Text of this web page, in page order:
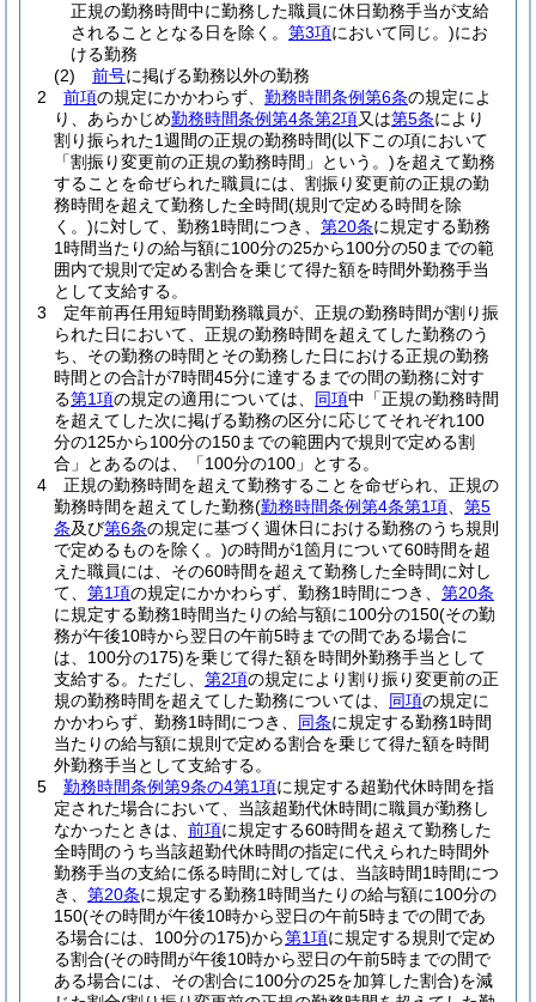
正規の勤務時間中に勤務した職員に休日勤務手当が支給
されることとなる日を除く。 第3項において同じ。)にお
ける勤務
(2)
前号に掲げる勤務以外の勤務
2
前項の規定にかかわらず、 勤務時間条例第6条の規定によ
り、あらかじめ勤務時間条例第4条第2項又は第5条により
割り振られた1週間の正規の勤務時間(以下この項において
「割振り変更前の正規の勤務時間」という。)を超えて勤務
することを命ぜられた職員には、割振り変更前の正規の勤
務時間を超えて勤務した全時間(規則で定める時間を除
く。)に対して、勤務1時間につき、 第20条に規定する勤務
1時間当たりの給与額に100分の25から100分の50までの範
囲内で規則で定める割合を乗じて得た額を時間外勤務手当
として支給する。
3
定年前再任用短時間勤務職員が、正規の勤務時間が割り振
られた日において、正規の勤務時間を超えてした勤務のう
ち、その勤務の時間とその勤務した日における正規の勤務
時間との合計が7時間45分に達するまでの間の勤務に対す
る第1項の規定の適用については、 同項中「正規の勤務時間
を超えてした次に掲げる勤務の区分に応じてそれぞれ100
分の125から100分の150までの範囲内で規則で定める割
合」とあるのは、「100分の100」とする。
4
正規の勤務時間を超えて勤務することを命ぜられ、正規の
勤務時間を超えてした勤務(勤務時間条例第4条第1項
第5
条及び第6条の規定に基づく週休日における勤務のうち規則
で定めるものを除く。)の時間が1箇月について60時間を超
えた職員には、その60時間を超えて勤務した全時間に対し
て、 第1項の規定にかかわらず、勤務1時間につき、 第20条
に規定する勤務1時間当たりの給与額に100分の150(その勤
務が午後10時から翌日の午前5時までの間である場合に
は、100分の175)を乗じて得た額を時間外勤務手当として
支給する。 ただし、 第2項の規定により割り振り変更前の正
規の勤務時間を超えてした勤務については、 同項の規定に
かかわらず、勤務1時間につき、 同条に規定する勤務1時間
当たりの給与額に規則で定める割合を乗じて得た額を時間
外勤務手当として支給する。
5
勤務時間条例第9条の4第1項に規定する超勤代休時間を指
定された場合において、当該超勤代休時間に職員が勤務し
なかったときは、 前項に規定する60時間を超えて勤務した
全時間のうち当該超勤代休時間の指定に代えられた時間外
勤務手当の支給に係る時間に対しては、当該時間1時間につ
き、 第20条に規定する勤務1時間当たりの給与額に100分の
150(その時間が午後10時から翌日の午前5時までの間であ
る場合には、100分の175)から第1項に規定する規則で定め
る割合(その時間が午後10時から翌日の午前5時までの間で
ある場合には、その割合に100分の25を加算した割合)を減